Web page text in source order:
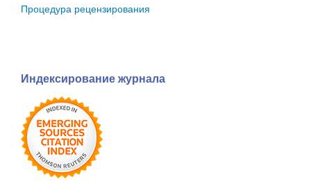
Процедура рецензирования
Индексирование журнала